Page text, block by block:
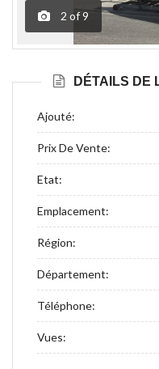
2 of9
DÉTAILS DE
Ajouté:
Prix De Vente:
Etat:
Emplacement:
Région:
Département:
Téléphone:
Vues: